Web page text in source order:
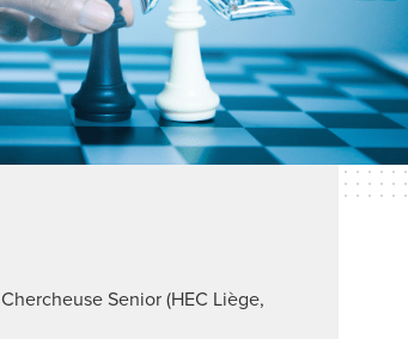
Chercheuse Senior (HEC Liège,